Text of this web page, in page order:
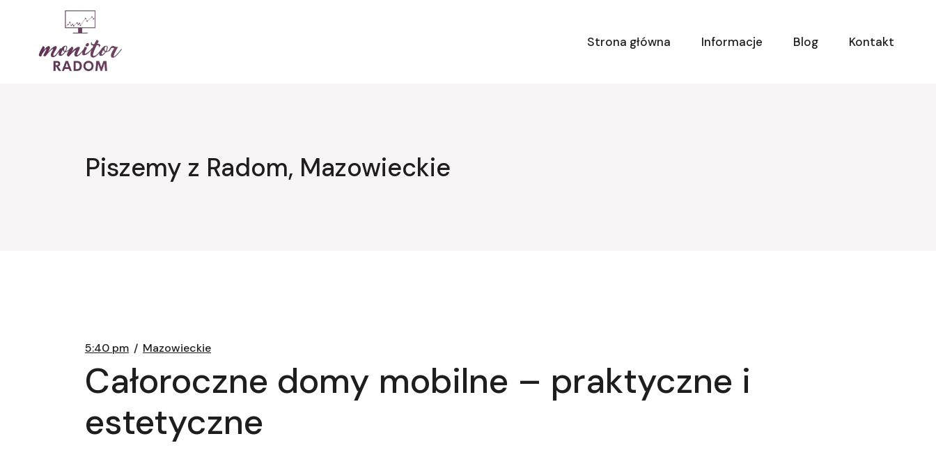
Strona główna
Informacje Blog Kontakt
Piszemy z Radom, Mazowieckie
5:40 pm Mazowieckie
Całoroczne domy mobilne – praktyczne i
estetyczne